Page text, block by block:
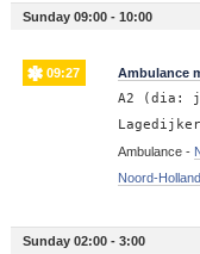
Sunday 09:00 - 10:00
09:27 Ambulance
A2 (dia:
Ambulance -
Noord-Holland
Sunday 02:00 - 3:00